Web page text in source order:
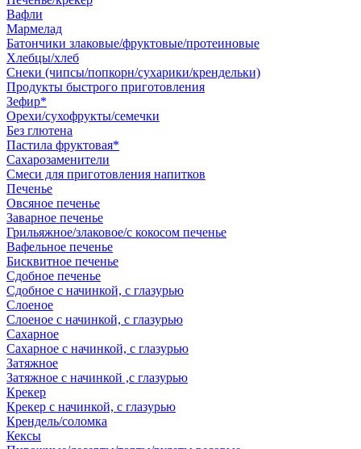
Вафли
Мармелад
Батончики злаковые/фруктовые/протеиновые
Хлебцы/хлеб
Снеки (чипсы/попкорн/сухарики/крендельки)
Продукты быстрого приготовления
Зефир*
Орехи/сухофрукты/семечки
Без глютена
Пастила фруктовая*
Сахарозаменители
Смеси для приготовления напитков
Печенье
Овсяное печенье
Заварное печенье
Грильяжное/злаковое/с кокосом печенье
Вафельное печенье
Бисквитное печенье
Сдобное печенье
Сдобное с начинкой, с глазурью
Слоеное
Слоеное с начинкой, с глазурью
Сахарное
Сахарное с начинкой, с глазурью
Затяжное
Затяжное с начинкой ,с глазурью
Крекер
Крекер с начинкой, с глазурью
Крендель/соломка
Кексы